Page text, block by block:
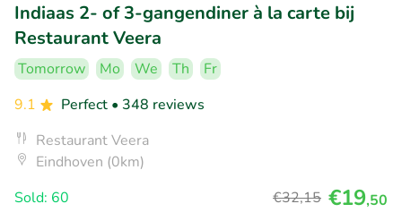
Indiaas 2- of 3-gangendiner à la carte bij
Restaurant Veera
Tomorrow Mo We Th
Fr
9.1
Perfect • 348 reviews
Restaurant Veera
Eindhoven (0km)
Sold: 60
€32,15 €19,50